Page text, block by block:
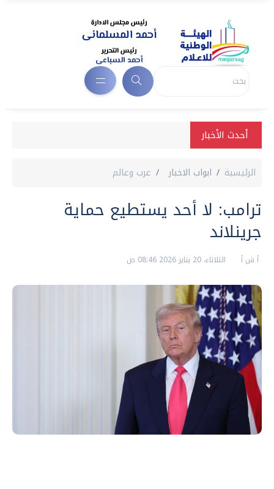
أحدث الأخبار
الرئيسية ابواب الاخبار عرب وعالم
ترامب: لا أحد يستطيع حماية
جرينلاند
أ ش أ الثلاثاء، 20 يناير 2026 08:46 ص